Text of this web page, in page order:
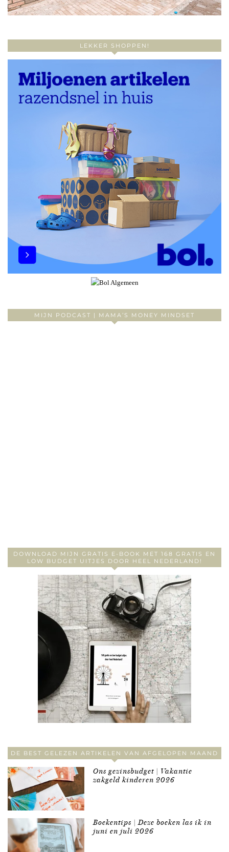
LEKKER SHOPPEN!
MIJN PODCAST | MAMA’S MONEY MINDSET
DOWNLOAD MIJN GRATIS E-BOOK MET 168 GRATIS EN
LOW BUDGET UITJES DOOR HEEL NEDERLAND!
DE BEST GELEZEN ARTIKELEN VAN AFGELOPEN MAAND
Ons gezinsbudget | Vakantie
zakgeld kinderen 2026
Boekentips | Deze boeken las ik in
juni en juli 2026